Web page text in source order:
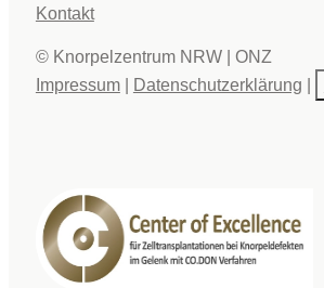
Kontakt
© Knorpelzentrum NRW | ONZ
Impressum| Datenschutzerklärung |